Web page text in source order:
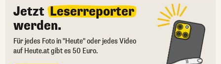
Jetzt Leserreporter
werden.
Für jedes Foto in "Heute" oder jedes Video
auf Heute.at gibt es 50 Euro.